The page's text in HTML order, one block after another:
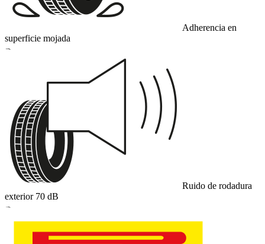
Adherencia en
superficie mojada
B
Ruido de rodadura
exterior 70 dB
B